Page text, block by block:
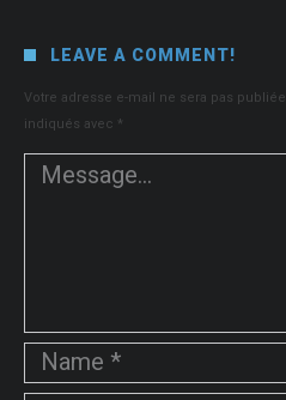
LEAVE A COMMENT!
Votre adresse e-mail ne sera pas publiée.
indiqués avec *